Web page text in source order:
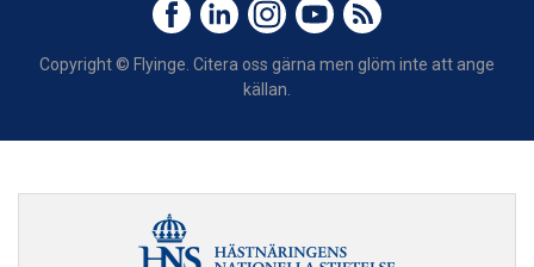
Copyright © Flyinge. Citera oss gärna men glöm inte att ange
källan.